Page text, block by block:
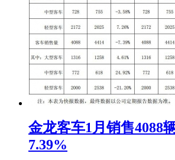
金龙客车1月销售4088
7.39%